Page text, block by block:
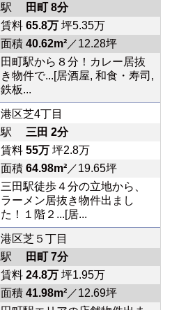
駅
田町 8分
賃料 65.8万坪5.35万
面積 40.62m²／12.28坪
田町駅から８分！カレー居抜
き物件で...[居酒屋, 和食・寿司,
鉄板...
港区芝4丁目
駅 三田 2分
賃料 55万坪2.8万
面積 64.98m²／19.65坪
三田駅徒歩４分の立地から、
ラーメン居抜き物件出まし
た！１階２...[居...
港区芝５丁目
駅
田町 7分
賃料 24.8万坪1.95万
面積 41.98m²／12.69坪